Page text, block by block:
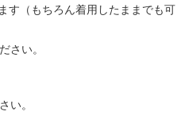
す（もちろん着用したままでも
さい。
い。